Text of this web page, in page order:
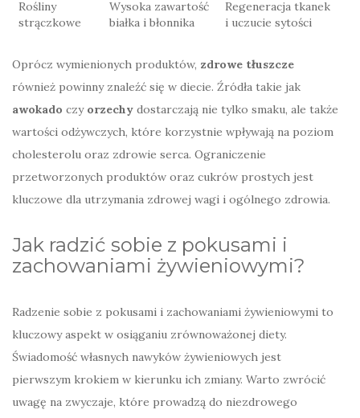
Rośliny
strączkowe
Wysoka zawartość
białka i błonnika
Regeneracja tkanek
i uczucie sytości
Oprócz wymienionych produktów, zdrowe tłuszcze
również powinny znaleźć się w diecie. Źródła takie jak
awokado czy orzechy dostarczają nie tylko smaku, ale także
wartości odżywczych, które korzystnie wpływają na poziom
cholesterolu oraz zdrowie serca. Ograniczenie
przetworzonych produktów oraz cukrów prostych jest
kluczowe dla utrzymania zdrowej wagi i ogólnego zdrowia.
Jak radzić sobie z pokusami i
zachowaniami żywieniowymi?
Radzenie sobie z pokusami i zachowaniami żywieniowymi to
kluczowy aspekt w osiąganiu zrównoważonej diety.
Świadomość własnych nawyków żywieniowych jest
pierwszym krokiem w kierunku ich zmiany. Warto zwrócić
uwagę na zwyczaje, które prowadzą do niezdrowego